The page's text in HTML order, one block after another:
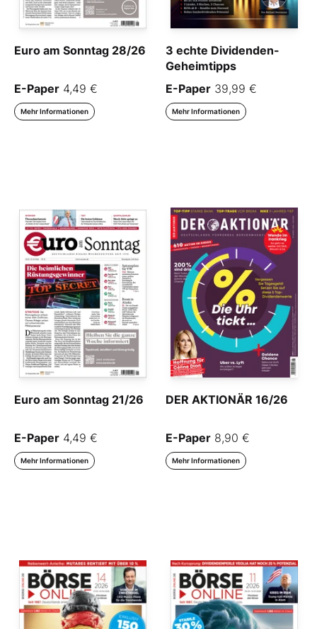
Euro am Sonntag 28/26
E-Paper 4,49 €
Mehr Informationen
3 echte Dividenden-
Geheimtipps
E-Paper 39,99 €
Mehr Informationen
Euro am Sonntag 21/26
E-Paper 4,49 €
Mehr Informationen
DER AKTIONÄR 16/26
E-Paper 8,90 €
Mehr Informationen